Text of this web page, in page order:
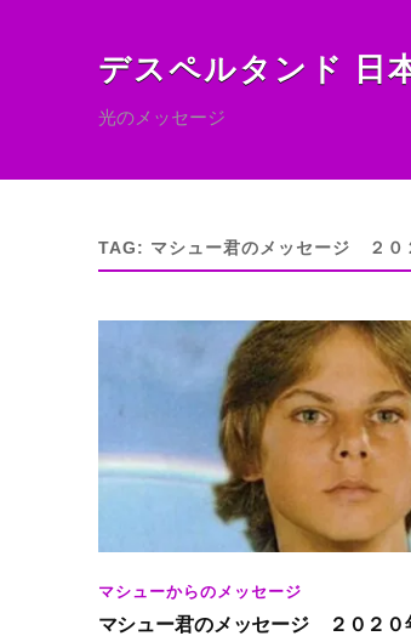
デスペルタンド 日
光のメッセージ
TAG: マシュー君のメッセージ ２０
マシューからのメッセージ
マシュー君のメッセージ ２０２０